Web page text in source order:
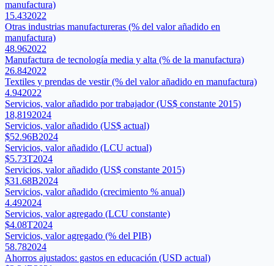
manufactura)
15.432022
Otras industrias manufactureras (% del valor añadido en
manufactura)
48.962022
Manufactura de tecnología media y alta (% de la manufactura)
26.842022
Textiles y prendas de vestir (% del valor añadido en manufactura)
4.942022
Servicios, valor añadido por trabajador (US$ constante 2015)
18,8192024
Servicios, valor añadido (US$ actual)
$52.96B2024
Servicios, valor añadido (LCU actual)
$5.73T2024
Servicios, valor añadido (US$ constante 2015)
$31.68B2024
Servicios, valor añadido (crecimiento % anual)
4.492024
Servicios, valor agregado (LCU constante)
$4.08T2024
Servicios, valor agregado (% del PIB)
58.782024
Ahorros ajustados: gastos en educación (USD actual)